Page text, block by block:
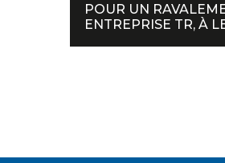
POUR UN
ENTREPRISE TR, À